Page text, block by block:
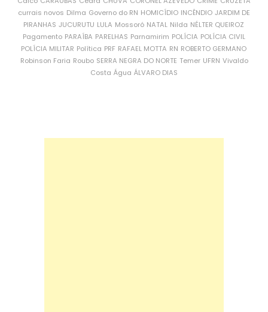
currais novos Dilma Governo do RN HOMICÍDIO INCÊNDIO JARDIM DE
PIRANHAS JUCURUTU LULA Mossoró NATAL Nilda NÉLTER QUEIROZ
Pagamento PARAÍBA PARELHAS Parnamirim POLÍCIA POLÍCIA CIVIL
POLÍCIA MILITAR Política PRF RAFAEL MOTTA RN ROBERTO GERMANO
Robinson Faria Roubo SERRA NEGRA DO NORTE Temer UFRN Vivaldo
Costa Água ÁLVARO DIAS